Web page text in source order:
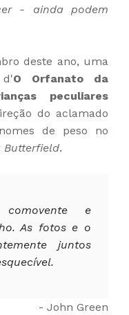
- ainda podem
deste ano, uma
d'O Orfanato da
peculiares
do aclamado
de peso no
Butterfield.
e
As fotos e o
juntos
- John Green